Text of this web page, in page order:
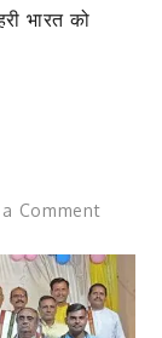
कमी
दर्ज
भारत को
Commenton
भारत
को
भविष्य